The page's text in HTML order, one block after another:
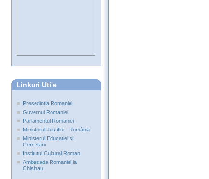
Linkuri Utile
Presedintia Romaniei
Guvernul Romaniei
Parlamentul Romaniei
Ministerul Justitiei - România
Ministerul Educatiei si
Cercetarii
Institutul Cultural Roman
Ambasada Romaniei la
Chisinau